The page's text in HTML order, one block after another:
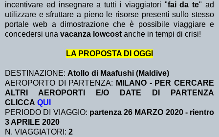
incentivare ed insegnare a tutti i viaggiatori "fai da te" ad
utilizzare e sfruttare a pieno le risorse presenti sullo stesso
portale web a dimostrazione che è possibile viaggiare e
concedersi una vacanza lowcost anche in tempi di crisi!
LA PROPOSTA DI OGGI
DESTINAZIONE: Atollo di Maafushi (Maldive)
AEROPORTO DI PARTENZA: MILANO - PER CERCARE
ALTRI AEROPORTI E/O DATE DI PARTENZA
CLICCA QUI
PERIODO DI VIAGGIO: partenza 26 MARZO 2020 - rientro
3 APRILE 2020
N. VIAGGIATORI: 2